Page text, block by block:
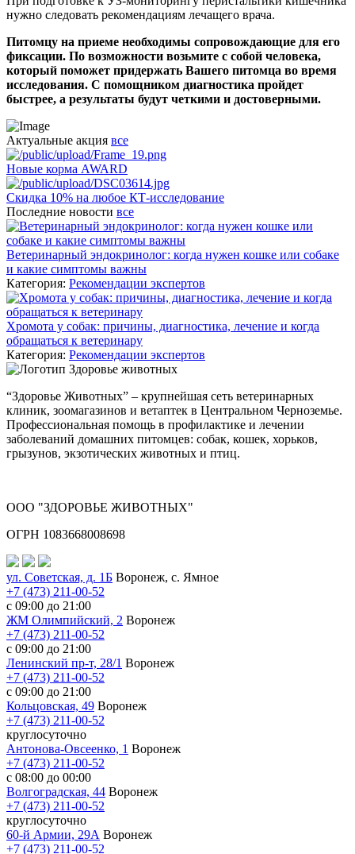
нужно следовать рекомендациям лечащего врача.
Питомцу на приеме необходимы сопровождающие для его
фиксации. По возможности возьмите с собой человека,
который поможет придержать Вашего питомца во время
исследования. С помощником диагностика пройдет
быстрее, а результаты будут четкими и достоверными.
Актуальные акция все
Новые корма AWARD
Скидка 10% на любое КТ-исследование
Последние новости все
Ветеринарный эндокринолог: когда нужен кошке или собаке
и какие симптомы важны
Категория: Рекомендации экспертов
Хромота у собак: причины, диагностика, лечение и когда
обращаться к ветеринару
Категория: Рекомендации экспертов
“Здоровье Животных” – крупнейшая сеть ветеринарных
клиник, зоомагазинов и ветаптек в Центральном Черноземье.
Профессиональная помощь в профилактике и лечении
заболеваний домашних питомцев: собак, кошек, хорьков,
грызунов, экзотических животных и птиц.
ООО "ЗДОРОВЬЕ ЖИВОТНЫХ"
ОГРН 1083668008698
ул. Советская, д. 1Б Воронеж, с. Ямное
+7 (473) 211-00-52
с 09:00 до 21:00
ЖМ Олимпийский, 2 Воронеж
+7 (473) 211-00-52
с 09:00 до 21:00
Ленинский пр-т, 28/1 Воронеж
+7 (473) 211-00-52
с 09:00 до 21:00
Кольцовская, 49 Воронеж
+7 (473) 211-00-52
круглосуточно
Антонова-Овсеенко, 1 Воронеж
+7 (473) 211-00-52
с 08:00 до 00:00
Волгоградская, 44 Воронеж
+7 (473) 211-00-52
круглосуточно
60-й Армии, 29А Воронеж
+7 (473) 211-00-52